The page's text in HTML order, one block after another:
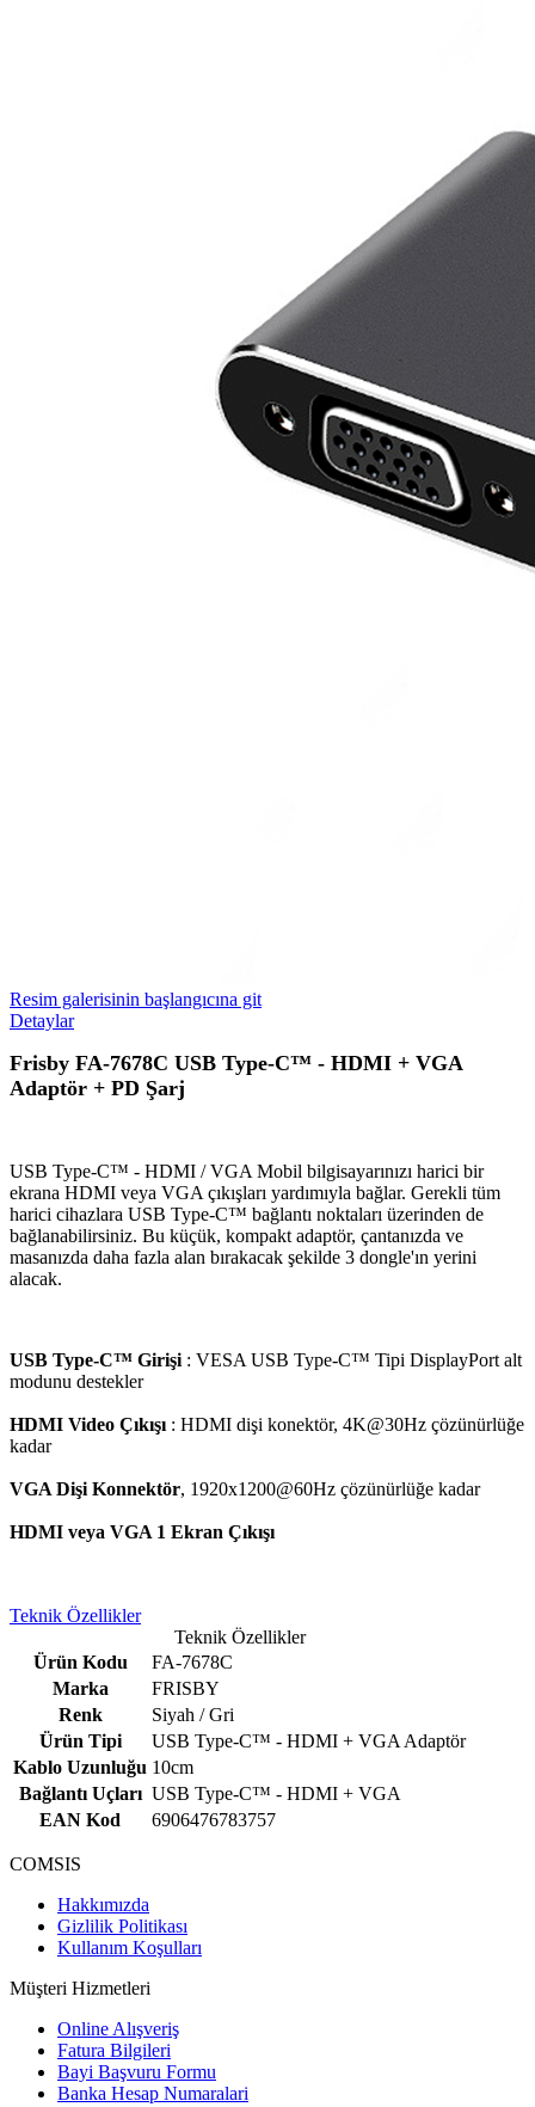
Resim galerisinin başlangıcına git
Detaylar
Frisby FA-7678C USB Type-C™ - HDMI + VGA
Adaptör + PD Şarj
USB Type-C™ - HDMI / VGA Mobil bilgisayarınızı harici bir
ekrana HDMI veya VGA çıkışları yardımıyla bağlar. Gerekli tüm
harici cihazlara USB Type-C™ bağlantı noktaları üzerinden de
bağlanabilirsiniz. Bu küçük, kompakt adaptör, çantanızda ve
masanızda daha fazla alan bırakacak şekilde 3 dongle'ın yerini
alacak.
USB Type-C™ Girişi : VESA USB Type-C™ Tipi DisplayPort alt
modunu destekler
HDMI Video Çıkışı : HDMI dişi konektör, 4K@30Hz çözünürlüğe
kadar
VGA Dişi Konnektör, 1920x1200@60Hz çözünürlüğe kadar
HDMI veya VGA 1 Ekran Çıkışı
Teknik Özellikler
Teknik Özellikler
Ürün Kodu
FA-7678C
Marka
FRISBY
Renk
Siyah / Gri
Ürün Tipi
USB Type-C™ - HDMI + VGA Adaptör
Kablo Uzunluğu 10cm
Bağlantı Uçları USB Type-C™ - HDMI + VGA
EAN Kod
6906476783757
COMSIS
Hakkımızda
Gizlilik Politikası
Kullanım Koşulları
Müşteri Hizmetleri
Online Alışveriş
Fatura Bilgileri
Bayi Başvuru Formu
Banka Hesap Numaralari